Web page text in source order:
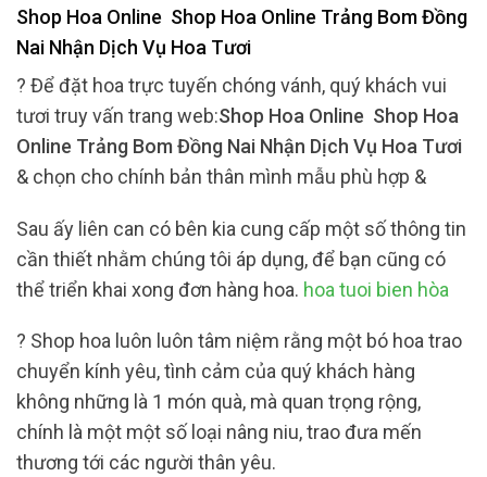
Shop Hoa Online Shop Hoa Online Trảng Bom Đồng
Nai Nhận Dịch Vụ Hoa Tươi
? Để đặt hoa trực tuyến chóng vánh, quý khách vui
tươi truy vấn trang web:Shop Hoa Online Shop Hoa
Online Trảng Bom Đồng Nai Nhận Dịch Vụ Hoa Tươi
& chọn cho chính bản thân mình mẫu phù hợp &
Sau ấy liên can có bên kia cung cấp một số thông tin
cần thiết nhằm chúng tôi áp dụng, để bạn cũng có
thể triển khai xong đơn hàng hoa. hoa tuoi bien hòa
? Shop hoa luôn luôn tâm niệm rằng một bó hoa trao
chuyển kính yêu, tình cảm của quý khách hàng
không những là 1 món quà, mà quan trọng rộng,
chính là một một số loại nâng niu, trao đưa mến
thương tới các người thân yêu.